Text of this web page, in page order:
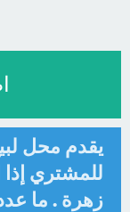
زهرة . ما